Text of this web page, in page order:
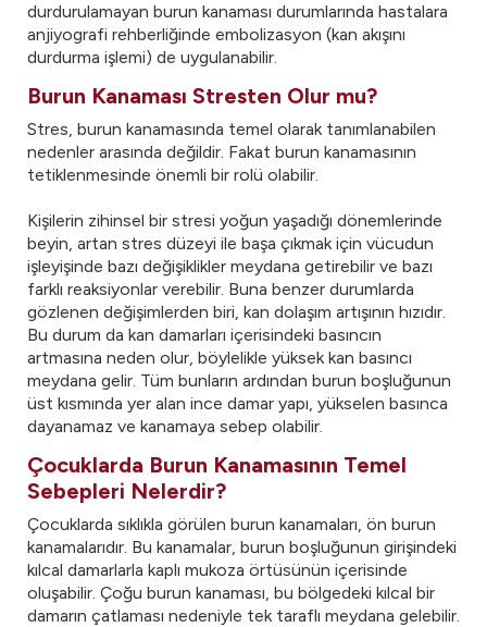
durdurulamayan burun kanaması durumlarında hastalara
anjiyografi rehberliğinde embolizasyon (kan akışını
durdurma işlemi) de uygulanabilir.
Burun Kanaması Stresten Olur mu?
Stres, burun kanamasında temel olarak tanımlanabilen
nedenler arasında değildir. Fakat burun kanamasının
tetiklenmesinde önemli bir rolü olabilir.
Kişilerin zihinsel bir stresi yoğun yaşadığı dönemlerinde
beyin, artan stres düzeyi ile başa çıkmak için vücudun
işleyişinde bazı değişiklikler meydana getirebilir ve bazı
farklı reaksiyonlar verebilir. Buna benzer durumlarda
gözlenen değişimlerden biri, kan dolaşım artışının hızıdır.
Bu durum da kan damarları içerisindeki basıncın
artmasına neden olur, böylelikle yüksek kan basıncı
meydana gelir. Tüm bunların ardından burun boşluğunun
üst kısmında yer alan ince damar yapı, yükselen basınca
dayanamaz ve kanamaya sebep olabilir.
Çocuklarda Burun Kanamasının Temel
Sebepleri Nelerdir?
Çocuklarda sıklıkla görülen burun kanamaları, ön burun
kanamalarıdır. Bu kanamalar, burun boşluğunun girişindeki
kılcal damarlarla kaplı mukoza örtüsünün içerisinde
oluşabilir. Çoğu burun kanaması, bu bölgedeki kılcal bir
damarın çatlaması nedeniyle tek taraflı meydana gelebilir.